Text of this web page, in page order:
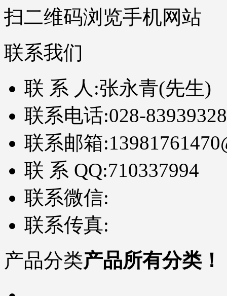
扫二维码浏览手机网站
联系我们
联 系 人:张永青(先生)
联系电话:028-
联系邮箱:
联 系 QQ:710337994
联系微信:
联系传真:
产品分类产品所有分类！